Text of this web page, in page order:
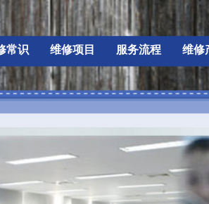
程 维修产品 关于我们 联系我们